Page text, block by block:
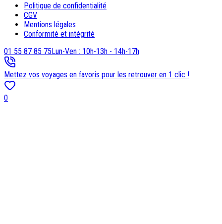
Politique de confidentialité
CGV
Mentions légales
Conformité et intégrité
01 55 87 85 75Lun-Ven : 10h-13h - 14h-17h
Mettez vos voyages en favoris pour les retrouver en 1 clic !
0